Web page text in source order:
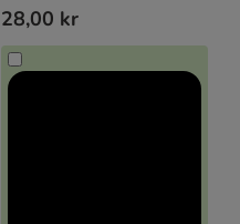
28,00 kr